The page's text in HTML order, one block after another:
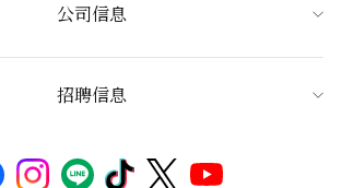
公司信息
招聘信息